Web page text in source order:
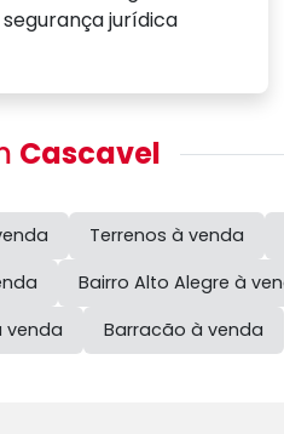
segurança jurídica
Cascavel
Terrenos à venda
Bairro Alto Alegre à
venda Barracão à venda